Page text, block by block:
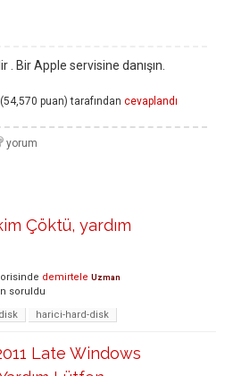
Bir Apple servisine danışın.
(54,570 puan) tarafından cevaplandı
Çöktü, yardım
demirtele Uzman
soruldu
harici-hard-disk
Late Windows